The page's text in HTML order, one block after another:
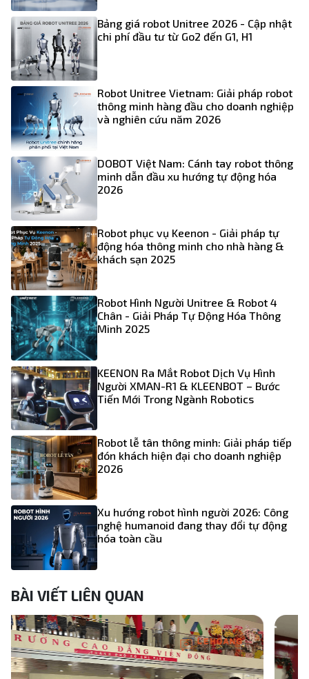
Bảng giá robot Unitree 2026 - Cập nhật
chi phí đầu tư từ Go2 đến G1, H1
Robot Unitree Vietnam: Giải pháp robot
thông minh hàng đầu cho doanh nghiệp
và nghiên cứu năm 2026
DOBOT Việt Nam: Cánh tay robot thông
minh dẫn đầu xu hướng tự động hóa
2026
Robot phục vụ Keenon - Giải pháp tự
động hóa thông minh cho nhà hàng &
khách sạn 2025
Robot Hình Người Unitree & Robot 4
Chân - Giải Pháp Tự Động Hóa Thông
Minh 2025
KEENON Ra Mắt Robot Dịch Vụ Hình
Người XMAN-R1 & KLEENBOT – Bước
Tiến Mới Trong Ngành Robotics
Robot lễ tân thông minh: Giải pháp tiếp
đón khách hiện đại cho doanh nghiệp
2026
Xu hướng robot hình người 2026: Công
nghệ humanoid đang thay đổi tự động
hóa toàn cầu
BÀI VIẾT LIÊN QUAN